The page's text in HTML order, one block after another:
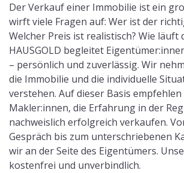
Der Verkauf einer Immobilie ist ein
wirft viele Fragen auf: Wer ist der
Welcher Preis ist realistisch? Wie läuft
HAUSGOLD begleitet
– persönlich und zuverlässig. Wir
die Immobilie und die individuelle
verstehen. Auf dieser Basis
Makler:innen, die Erfahrung in der
nachweislich erfolgreich verkaufen.
Gespräch bis zum unterschriebenen
wir an der Seite des Eigentümers.
kostenfrei und unverbindlich.